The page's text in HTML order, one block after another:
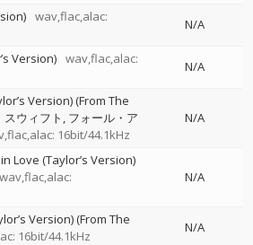
wav,flac,alac:
N/A
Version) wav,flac,alac:
N/A
Version) (From The
ウィフト フォール・ア
16bit/44.1kHz
N/A
Love (Taylor’s Version)
wav,flac,alac:
N/A
Version) (From The
16bit/44.1kHz
N/A